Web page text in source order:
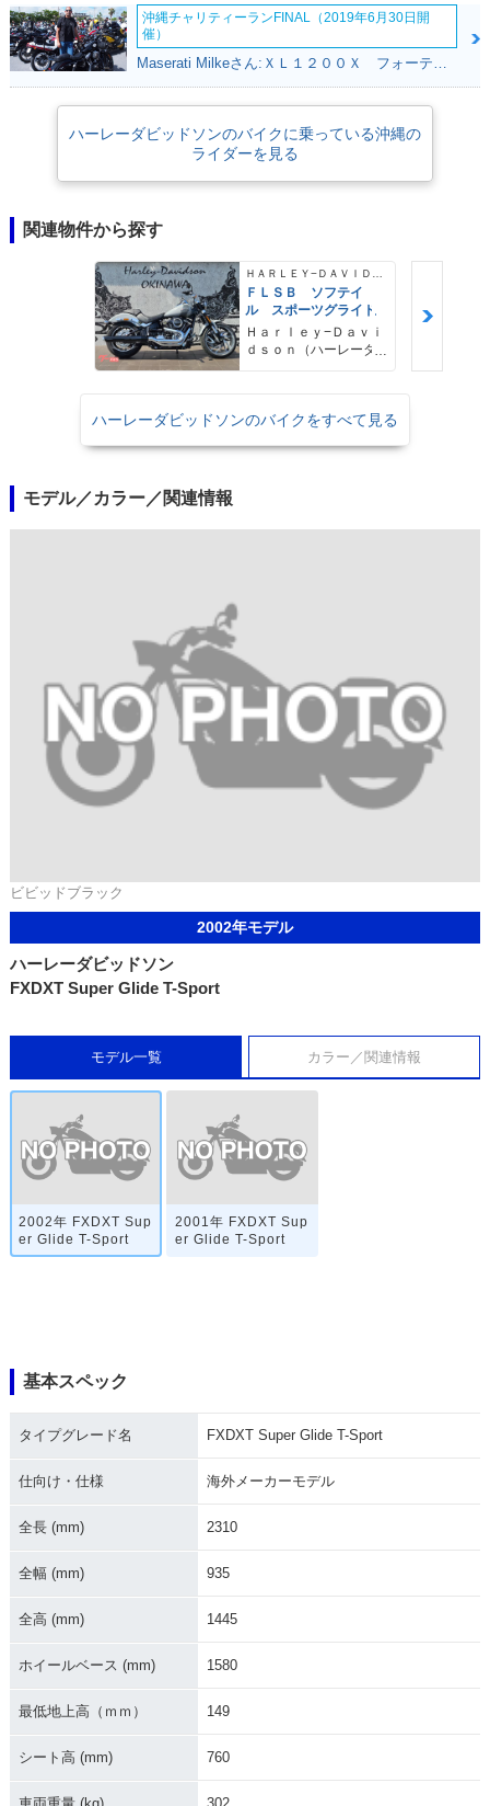
沖縄チャリティーランFINAL（2019年6月30日開
催）
Maserati Milkeさん:ＸＬ１２００Ｘ フォーティエイト(ハーレーダビッドソン)
ハーレーダビッドソンのバイクに乗っている沖縄の
ライダーを見る
関連物件から探す
ＦＬＳＢ ソフテイ
ル スポーツグライド
Ｈａｒｌｅｙ−Ｄａｖｉ
ｄｓｏｎ（ハーレーダ
ハーレーダビッドソンのバイクをすべて見る
モデル／カラー／関連情報
ビビッドブラック
2002年モデル
ハーレーダビッドソン
FXDXT Super Glide T-Sport
モデル一覧 カラー／関連情報
2002年 FXDXT Sup
er Glide T-Sport
2001年 FXDXT Sup
er Glide T-Sport
基本スペック
タイプグレード名 FXDXT Super Glide T-Sport
仕向け・仕様 海外メーカーモデル
全長 (mm) 2310
全幅 (mm) 935
全高 (mm) 1445
ホイールベース (mm) 1580
最低地上高（ｍｍ） 149
シート高 (mm) 760